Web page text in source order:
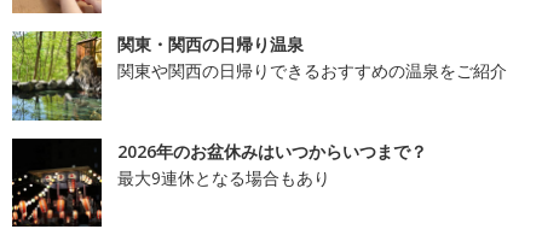
関東・関西の日帰り温泉
関東や関西の日帰りできるおすすめの温泉をご紹介
2026年のお盆休みはいつからいつまで？
最大9連休となる場合もあり